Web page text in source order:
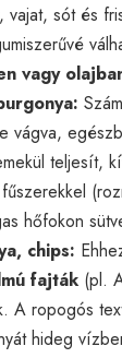
vajat, sót és
vagy
vágva,
teljesít,
hőfokon
chips:
fajták (pl.
A ropogós
hideg